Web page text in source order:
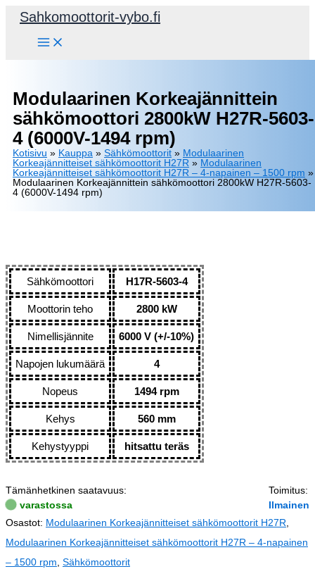
Siirry
Sahkomoottorit-vybo.fi
Modulaarinen Korkeajännittein
sähkömoottori 2800kW H27R-5603-
4 (6000V-1494 rpm)
Kotisivu » Kauppa » Sähkömoottorit » Modulaarinen
Korkeajännitteiset sähkömoottorit H27R » Modulaarinen
Korkeajännitteiset sähkömoottorit H27R – 4-napainen – 1500 rpm »
Modulaarinen Korkeajännittein sähkömoottori 2800kW H27R-5603-
4 (6000V-1494 rpm)
Sähkömoottori H17R-5603-4
Moottorin teho 2800 kW
Nimellisjännite 6000 V (+/-10%)
Napojen lukumäärä 4
Nopeus 1494 rpm
Kehys 560 mm
Kehystyyppi hitsattu teräs
Tämänhetkinen saatavuus:
varastossa
Toimitus:
Ilmainen
Osastot: Modulaarinen Korkeajännitteiset sähkömoottorit H27R
Modulaarinen Korkeajännitteiset sähkömoottorit H27R – 4-napainen
– 1500 rpm Sähkömoottorit